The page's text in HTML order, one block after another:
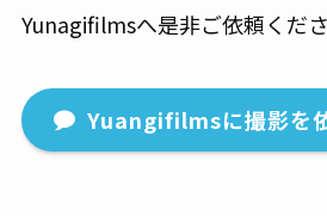
Yunagifilmsへ是非ご依頼くださ
Yuangifilmsに撮影を